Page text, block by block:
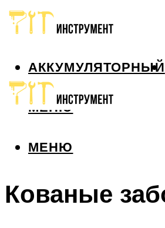
АККУМУЛЯТОРНЫЙ
МЕНЮ
МЕНЮ
Кованые